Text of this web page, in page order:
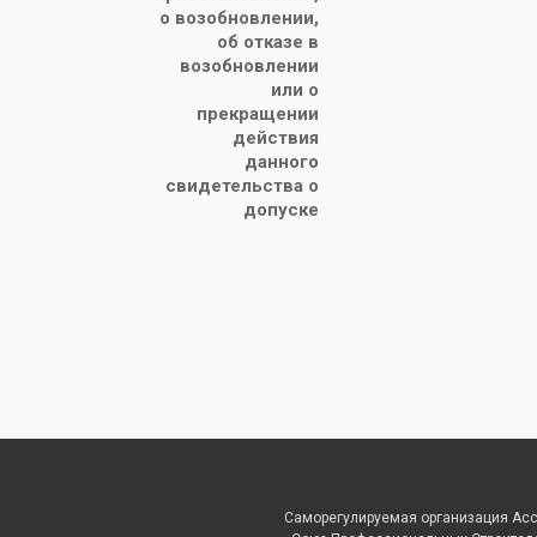
о возобновлении,
об отказе в
возобновлении
или о
прекращении
действия
данного
свидетельства о
допуске
Саморегулируемая организация